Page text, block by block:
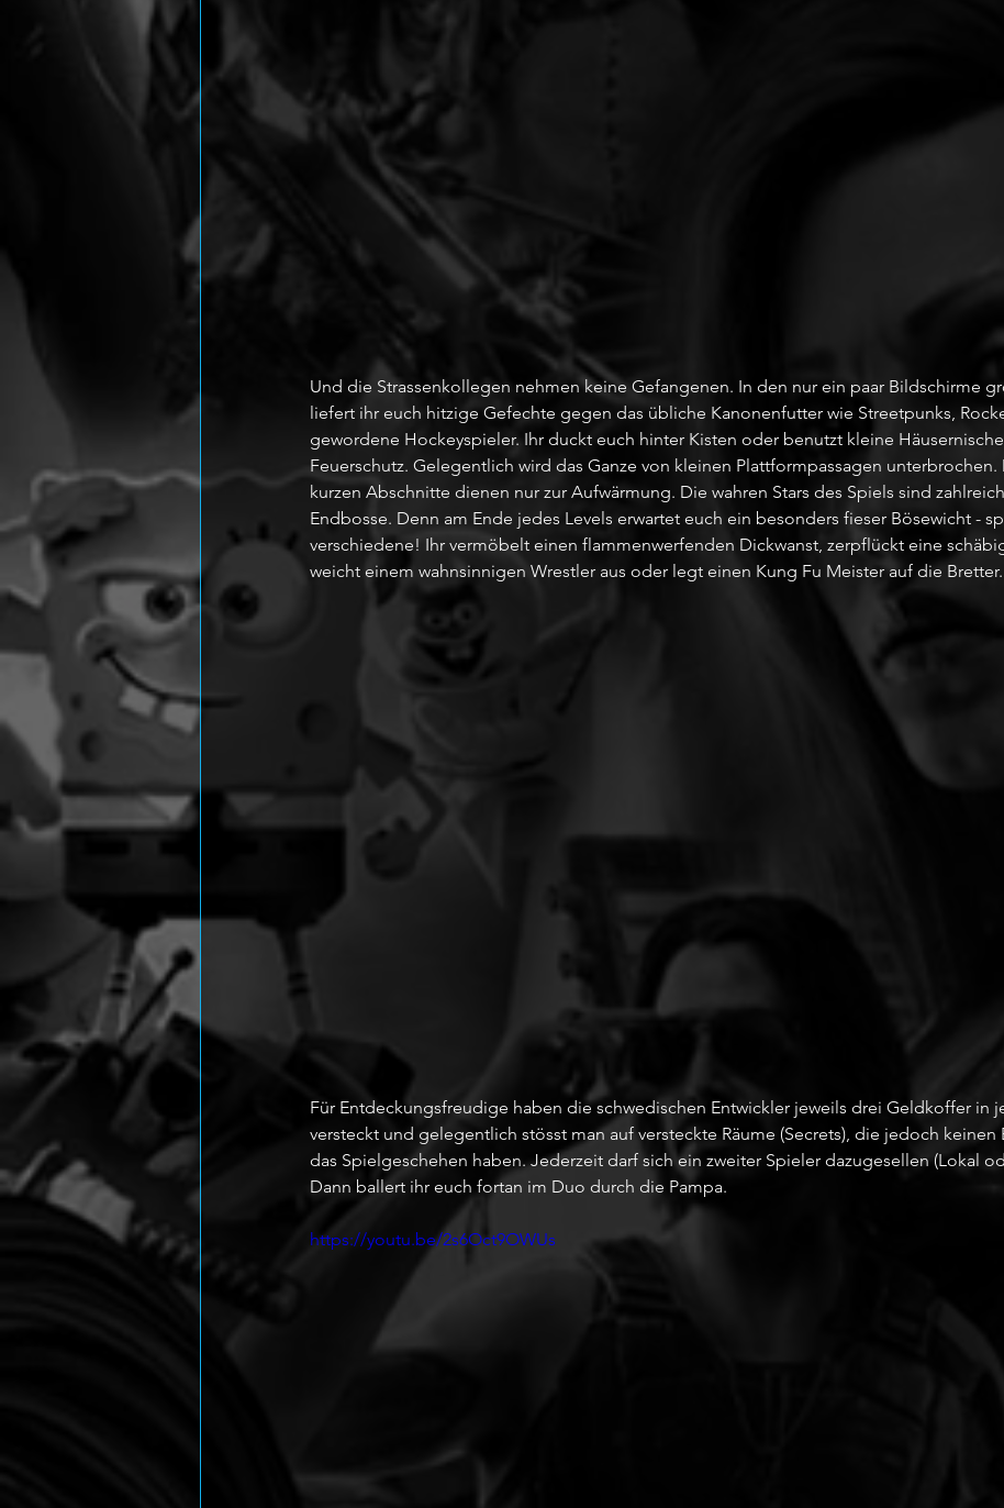
Und die Strassenkollegen nehmen keine Gefangenen. In den nur ein paar Bildschirme
liefert ihr euch hitzige Gefechte gegen das übliche Kanonenfutter wie Streetpunks,
gewordene Hockeyspieler. Ihr duckt euch hinter Kisten oder benutzt kleine
Feuerschutz. Gelegentlich wird das Ganze von kleinen Plattformpassagen
kurzen Abschnitte dienen nur zur Aufwärmung. Die wahren Stars des Spiels sind
Endbosse. Denn am Ende jedes Levels erwartet euch ein besonders fieser Bösewicht -
verschiedene! Ihr vermöbelt einen flammenwerfenden Dickwanst, zerpflückt eine
weicht einem wahnsinnigen Wrestler aus oder legt einen Kung Fu Meister auf die Bretter.
Für Entdeckungsfreudige haben die schwedischen Entwickler jeweils drei Geldkoffer in
versteckt und gelegentlich stösst man auf versteckte Räume (Secrets), die jedoch keinen
das Spielgeschehen haben. Jederzeit darf sich ein zweiter Spieler dazugesellen (Lokal
Dann ballert ihr euch fortan im Duo durch die Pampa.
https://youtu.be/2s6Oct9OWUs